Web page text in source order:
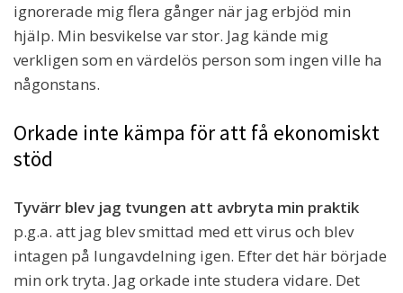
ignorerade mig flera gånger när jag erbjöd min
hjälp. Min besvikelse var stor. Jag kände mig
verkligen som en värdelös person som ingen ville ha
någonstans.
Orkade inte kämpa för att få ekonomiskt
stöd
Tyvärr blev jag tvungen att avbryta min praktik
p.g.a. att jag blev smittad med ett virus och blev
intagen på lungavdelning igen. Efter det här började
min ork tryta. Jag orkade inte studera vidare. Det